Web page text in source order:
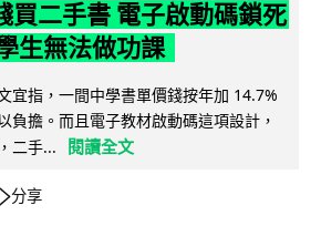
買二手書 電子啟動碼鎖死
生無法做功課
宜指，一間中學書單價錢按年加 14.7%
負擔。而且電子教材啟動碼這項設計，
二手...
閱讀全文
分享